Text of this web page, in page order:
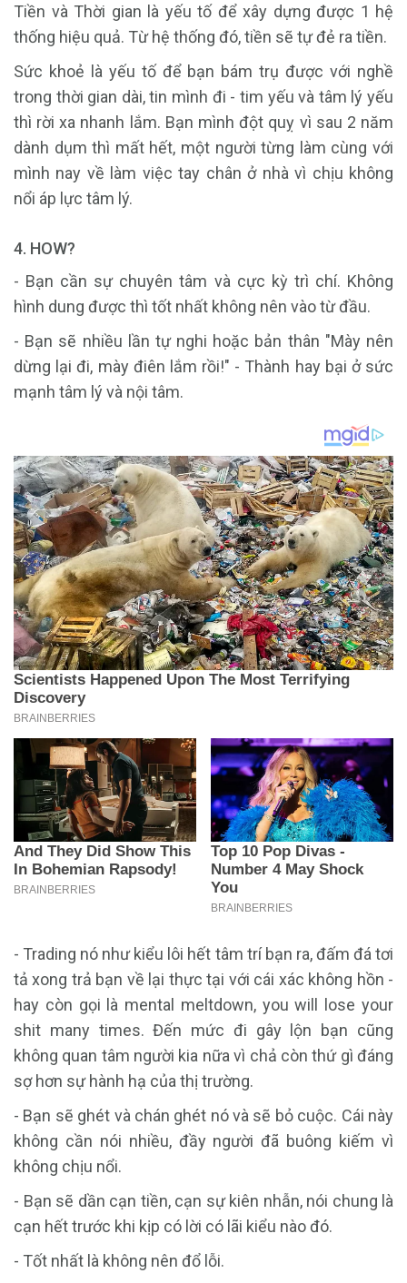
Tiền và Thời gian là yếu tố để xây dựng được 1 hệ
thống hiệu quả. Từ hệ thống đó, tiền sẽ tự đẻ ra tiền.
Sức khoẻ là yếu tố để bạn bám trụ được với nghề
trong thời gian dài, tin mình đi - tim yếu và tâm lý yếu
thì rời xa nhanh lắm. Bạn mình đột quỵ vì sau 2 năm
dành dụm thì mất hết, một người từng làm cùng với
mình nay về làm việc tay chân ở nhà vì chịu không
nổi áp lực tâm lý.
4. HOW?
- Bạn cần sự chuyên tâm và cực kỳ trì chí. Không
hình dung được thì tốt nhất không nên vào từ đầu.
- Bạn sẽ nhiều lần tự nghi hoặc bản thân "Mày nên
dừng lại đi, mày điên lắm rồi!" - Thành hay bại ở sức
mạnh tâm lý và nội tâm.
- Trading nó như kiểu lôi hết tâm trí bạn ra, đấm đá tơi
tả xong trả bạn về lại thực tại với cái xác không hồn -
hay còn gọi là mental meltdown, you will lose your
shit many times. Đến mức đi gây lộn bạn cũng
không quan tâm người kia nữa vì chả còn thứ gì đáng
sợ hơn sự hành hạ của thị trường.
- Bạn sẽ ghét và chán ghét nó và sẽ bỏ cuộc. Cái này
không cần nói nhiều, đầy người đã buông kiếm vì
không chịu nổi.
- Bạn sẽ dần cạn tiền, cạn sự kiên nhẫn, nói chung là
cạn hết trước khi kịp có lời có lãi kiểu nào đó.
- Tốt nhất là không nên đổ lỗi.